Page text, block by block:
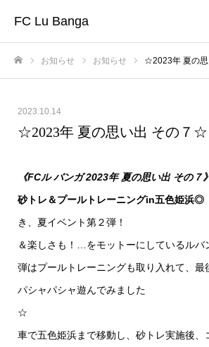
FC Lu Banga
お知らせ お知らせ ☆2023年 夏の
2023.10.14
☆2023年 夏の思い出 その７☆
《FCル バンガ 2023年 夏の思い出
砂トレ＆プールトレーニングin五
き、夏イベント第２弾！
＆楽しさも！…をモットーにしているルバ
弾はプールトレーニングも取り入れて、最
パシャパシャ遊んでみました
☆ みんな
車で五色姫浜まで移動し、砂トレ実施後、